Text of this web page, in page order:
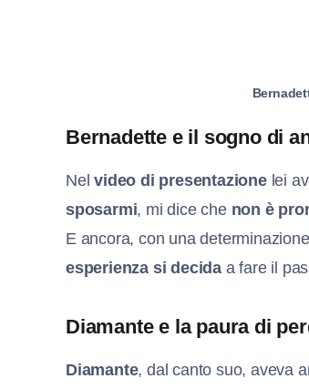
Bernadette e il sogno di
Nelvideo di presentazionelei
sposarmi, mi dice che non è
E ancora, con una
esperienza si decida a fare il
Diamante e la paura di
Diamante, dal canto suo, aveva